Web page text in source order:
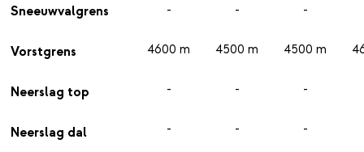
Sneeuwvalgrens
Vorstgrens
Neerslag top
Neerslag dal
-
4600 m
-
-
-
4500 m
-
-
-
4500 m
-
-